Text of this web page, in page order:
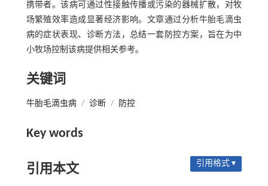
携带者。该病可通过性接触传播或污染的器械扩散，对牧
场繁殖效率造成显著经济影响。文章通过分析牛胎毛滴虫
病的症状表现、诊断方法，总结一套防控方案，旨在为中
小牧场控制该病提供相关参考。
关键词
牛胎毛滴虫病 / 诊断 / 防控
Key words
引用本文 引用格式 ▾